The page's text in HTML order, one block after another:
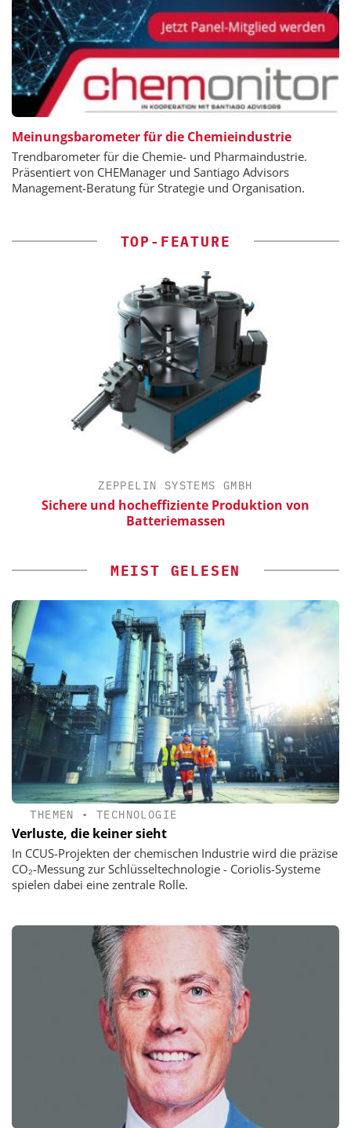
Meinungsbarometer für die Chemieindustrie
Trendbarometer für die Chemie- und Pharmaindustrie.
Präsentiert von CHEManager und Santiago Advisors
Management-Beratung für Strategie und Organisation.
TOP-FEATURE
ZEPPELIN SYSTEMS GMBH
Sichere und hocheffiziente Produktion von
Batteriemassen
MEIST GELESEN
THEMEN •TECHNOLOGIE
Verluste, die keiner sieht
In CCUS-Projekten der chemischen Industrie wird die präzise
CO₂-Messung zur Schlüsseltechnologie - Coriolis-Systeme
spielen dabei eine zentrale Rolle.